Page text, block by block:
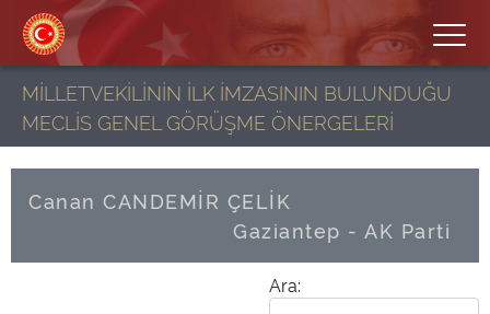
MİLLETVEKİLİNİN İLK İMZASININ BULUNDUĞU
MECLİS GENEL GÖRÜŞME ÖNERGELERİ
Canan CANDEMİR ÇELİK
Gaziantep - AK Parti
Ara: